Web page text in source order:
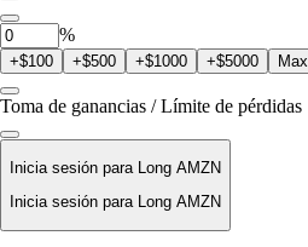
%
+$100 +$500 +$1000 +$5000 Max
Toma de ganancias / Límite de pérdidas
Inicia sesión para Long AMZN
Inicia sesión para Long AMZN